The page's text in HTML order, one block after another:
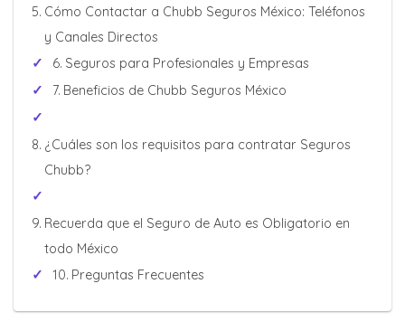
Cómo Contactar a Chubb Seguros México: Teléfonos
y Canales Directos
Seguros para Profesionales y Empresas
Beneficios de Chubb Seguros México
¿Cuáles son los requisitos para contratar Seguros
Chubb?
Recuerda que el Seguro de Auto es Obligatorio en
todo México
Preguntas Frecuentes